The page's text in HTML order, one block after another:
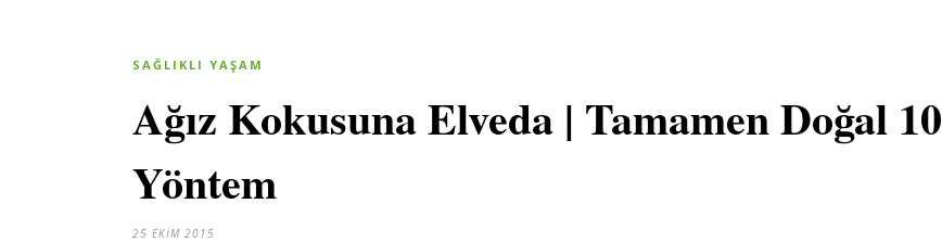
SAĞLIKLI YAŞAM
Ağız Kokusuna Elveda | Tamamen Doğal 10
Yöntem
25 EKIM 2015